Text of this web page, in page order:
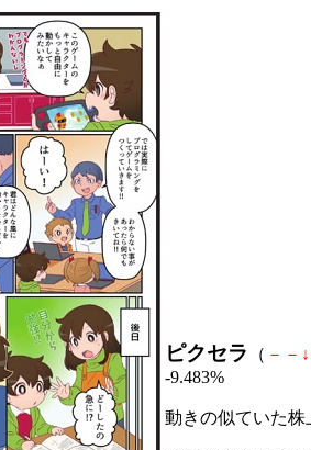
ピクセラ （ － － ↓
-9.483%
動きの似ていた